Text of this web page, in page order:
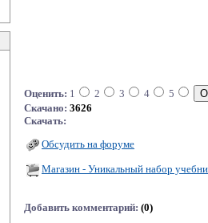
Оценить: 1 2 3 4
5
Скачано: 3626
Скачать:
Обсудить на форуме
Магазин - Уникальный набор
Добавить комментарий: (0)